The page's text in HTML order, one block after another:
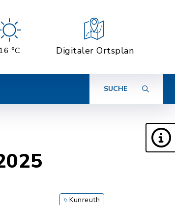
16 °C Digitaler Ortsplan
SUCHE
Kunreuth